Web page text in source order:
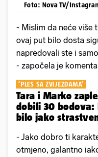
Foto: Nova TV/
- Mislim da neće više
ovaj put bilo dosta
napredovali ste i
- započela je
'PLES SA ZVIJEZDAMA'
Tara i Marko
dobili 30 bodova:
bilo jako
- Jako dobro ti
otmjeno, galantno